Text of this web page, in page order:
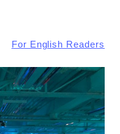
For English Readers